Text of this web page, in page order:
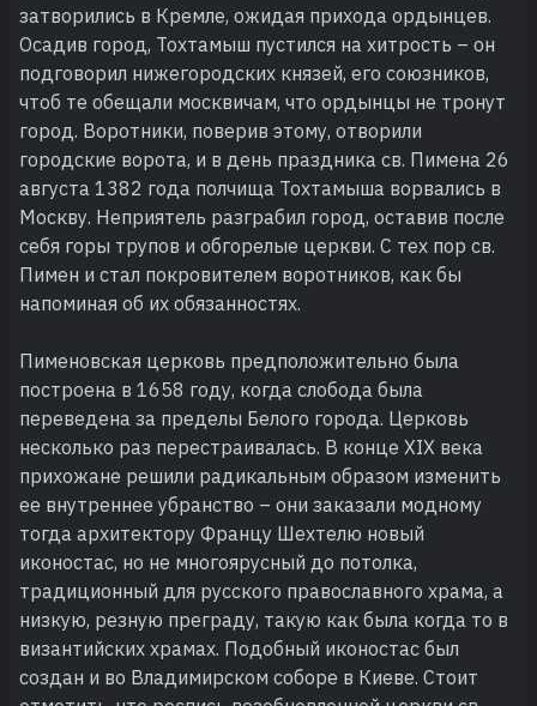
затворились в Кремле, ожидая прихода ордынцев.
Осадив город, Тохтамыш пустился на хитрость – он
подговорил нижегородских князей, его союзников,
чтоб те обещали москвичам, что ордынцы не тронут
город. Воротники, поверив этому, отворили
городские ворота, и в день праздника св. Пимена 26
августа 1382 года полчища Тохтамыша ворвались в
Москву. Неприятель разграбил город, оставив после
себя горы трупов и обгорелые церкви. С тех пор св.
Пимен и стал покровителем воротников, как бы
напоминая об их обязанностях.
Пименовская церковь предположительно была
построена в 1658 году, когда слобода была
переведена за пределы Белого города. Церковь
несколько раз перестраивалась. В конце XIX века
прихожане решили радикальным образом изменить
ее внутреннее убранство – они заказали модному
тогда архитектору Францу Шехтелю новый
иконостас, но не многоярусный до потолка,
традиционный для русского православного храма, а
низкую, резную преграду, такую как была когда то в
византийских храмах. Подобный иконостас был
создан и во Владимирском соборе в Киеве. Стоит